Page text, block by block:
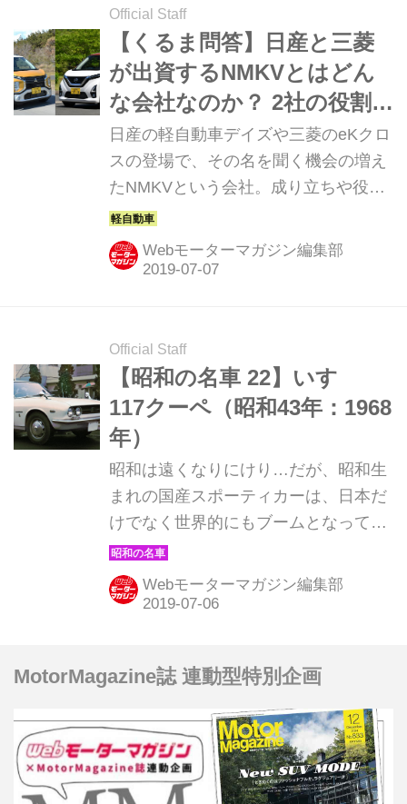
Official Staff
【くるま問答】日産と三菱
が出資するNMKVとはどん
な会社なのか？ 2社の役割分
担とは
日産の軽自動車デイズや三菱のeKクロ
スの登場で、その名を聞く機会の増え
たNMKVという会社。成り立ちや役割
などを、モータージャーナリストの近
藤暁史氏に聞いた
Webモーターマガジン編集部
Official Staff
【昭和の名車 22】いすゞ
117クーペ（昭和43年：1968
年）
昭和は遠くなりにけり…だが、昭和生
まれの国産スポーティカーは、日本だ
けでなく世界的にもブームとなってい
る。そんな昭和の名車たちを時系列で
紹介していこう。1968年発売のいすゞ
117クーペ。
Webモーターマガジン編集部
MotorMagazine誌 連動型特別企画